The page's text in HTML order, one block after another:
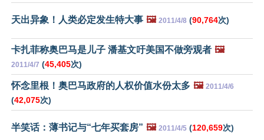
天出异象！人类必定发生特大事 🖼️ 2011/4/8 (90,764次)
卡扎菲称奥巴马是儿子 潘基文吁美国不做旁观者 🖼️
2011/4/7 (45,405次)
怀念里根！奥巴马政府的人权价值水份太多 🖼️ 2011/4/6
(42,075次)
半笑话：薄书记与“七年买套房” 🖼️ 2011/4/5 (120,659次)